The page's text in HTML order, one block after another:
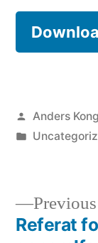
Posted
by
Anders
Posted
Referat